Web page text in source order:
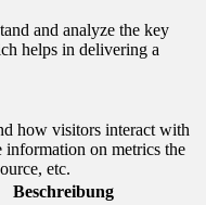
and analyze the key
helps in delivering a
how visitors interact with
information on metrics the
etc.
Beschreibung